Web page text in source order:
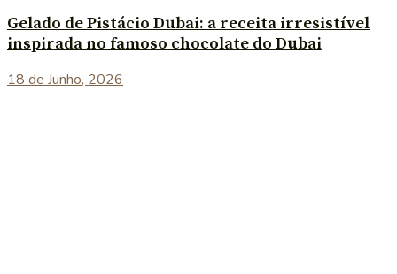
Gelado de Pistácio Dubai: a receita irresistível
inspirada no famoso chocolate do Dubai
18 de Junho, 2026